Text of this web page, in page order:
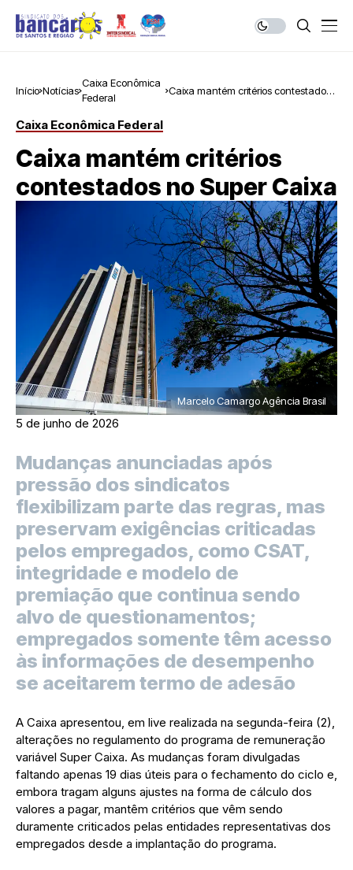
Início Notícias
Caixa Econômica
Federal
Caixa mantém critérios contestados
Caixa Econômica Federal
Caixa mantém critérios
contestados no Super Caixa
Marcelo Camargo Agência Brasil
5 de junho de 2026
Mudanças anunciadas após
pressão dos sindicatos
flexibilizam parte das regras, mas
preservam exigências criticadas
pelos empregados, como CSAT,
integridade e modelo de
premiação que continua sendo
alvo de questionamentos;
empregados somente têm acesso
às informações de desempenho
se aceitarem termo de adesão
A Caixa apresentou, em live realizada na segunda-feira (2),
alterações no regulamento do programa de remuneração
variável Super Caixa. As mudanças foram divulgadas
faltando apenas 19 dias úteis para o fechamento do ciclo e,
embora tragam alguns ajustes na forma de cálculo dos
valores a pagar, mantêm critérios que vêm sendo
duramente criticados pelas entidades representativas dos
empregados desde a implantação do programa.